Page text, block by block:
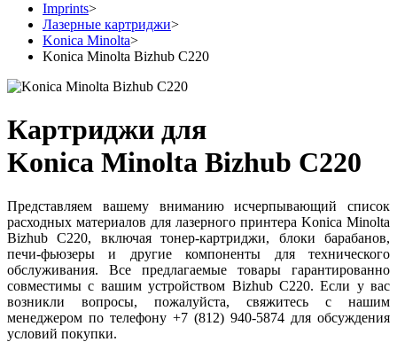
Imprints>
Лазерные картриджи>
Konica Minolta>
Konica Minolta Bizhub C220
Картриджи для
Konica Minolta Bizhub C220
Представляем вашему вниманию исчерпывающий список
расходных материалов для лазерного принтера Konica Minolta
Bizhub C220, включая тонер-картриджи, блоки барабанов,
печи-фьюзеры и другие компоненты для технического
обслуживания. Все предлагаемые товары гарантированно
совместимы с вашим устройством Bizhub C220. Если у вас
возникли вопросы, пожалуйста, свяжитесь с нашим
менеджером по телефону +7 (812) 940-5874 для обсуждения
условий покупки.